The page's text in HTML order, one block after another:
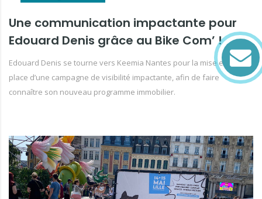
Une communication impactante pour
Edouard Denis grâce au Bike Com’ !
Edouard Denis se tourne vers Keemia Nantes pour la mise en
place d’une campagne de visibilité impactante, afin de faire
connaître son nouveau programme immobilier.